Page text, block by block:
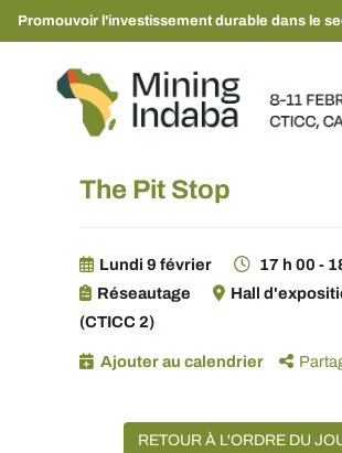
Promouvoir l'investissement durable dans le
The Pit Stop
Lundi 9 février
17 h 00 -
Réseautage
Hall
(CTICC 2)
Ajouter au calendrier
RETOUR À L'ORDRE DU